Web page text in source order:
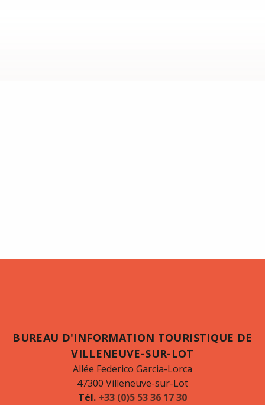
BUREAU D'INFORMATION TOURISTIQUE DE
VILLENEUVE-SUR-LOT
Allée Federico Garcia-Lorca
47300 Villeneuve-sur-Lot
Tél. +33 (0)5 53 36 17 30